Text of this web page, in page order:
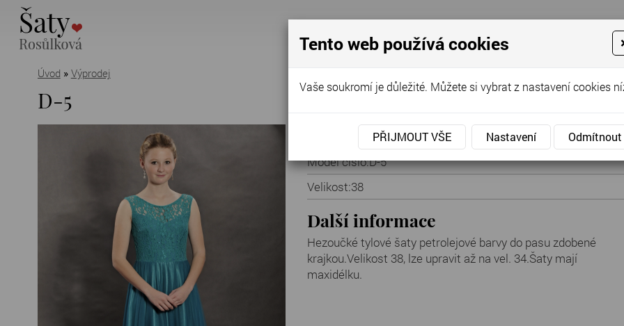
Úvod » Výprodej
D-5
Cena za půjčení:690 Kč
Model číslo:D-5
Velikost:38
Další informace
Hezoučké tylové šaty petrolejové barvy do pasu zdobené
krajkou.Velikost 38, lze upravit až na vel. 34.Šaty mají
maxidélku.
Tento web používá cookies
Vaše soukromí je důležité. Můžete si vybrat z nastavení cookies
PŘIJMOUT VŠE Nastavení Odmítnout